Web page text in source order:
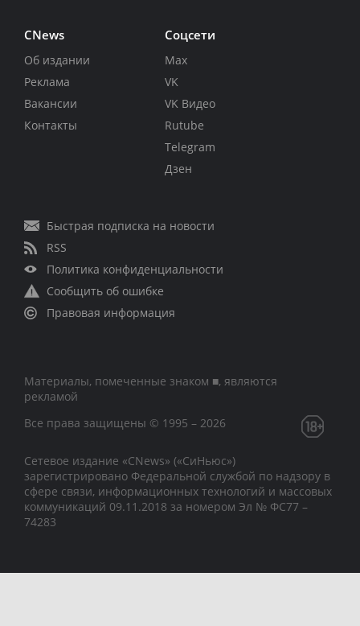
CNews
Об издании
Реклама
Вакансии
Контакты
Соцсети
Max
VK
VK Видео
Rutube
Telegram
Дзен
Быстрая подписка на новости
RSS
Политика конфиденциальности
Сообщить об ошибке
Правовая информация
Материалы, помеченные знаком ■, являются
рекламой
Все права защищены © 1995 – 2026
Сетевое издание «CNews» («СиНьюс»)
зарегистрировано Федеральной службой по надзору в
сфере связи, информационных технологий и массовых
коммуникаций 09.11.2018 за номером Эл № ФС77 –
74283